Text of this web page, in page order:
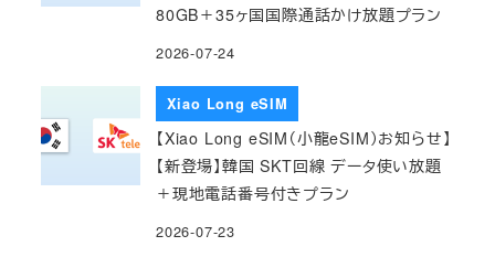
80GB＋35ヶ国国際通話かけ放題プラン
2026-07-24
Xiao Long eSIM
【Xiao Long eSIM（小龍eSIM）お知らせ】
【新登場】韓国 SKT回線 データ使い放題
＋現地電話番号付きプラン
2026-07-23